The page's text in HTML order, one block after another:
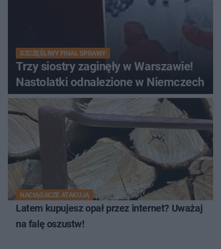
SZCZĘŚLIWY FINAŁ SPRAWY
Trzy siostry zaginęły w Warszawie!
Nastolatki odnalezione w Niemczech
NACIĄGACZE ATAKUJĄ
Latem kupujesz opał przez internet? Uważaj
na falę oszustw!